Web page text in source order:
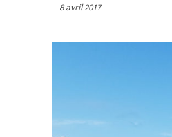
8 avril 2017